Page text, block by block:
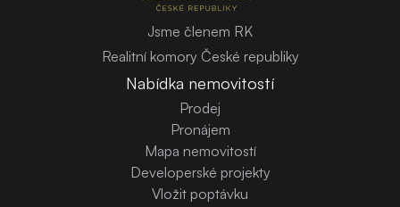
Jsme členem RK
Realitní komory České republiky
Nabídka nemovitostí
Prodej
Pronájem
Mapa nemovitostí
Developerské projekty
Vložit poptávku